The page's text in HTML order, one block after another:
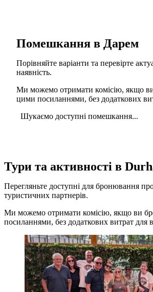
Помешкання в Дарем
Порівняйте варіанти та перевірте
наявність.
Ми можемо отримати комісію, якщо
цими посиланнями, без додаткових
Шукаємо доступні помешкання...
Тури та активності в
Перегляньте доступні для бронювання
туристичних партнерів.
Ми можемо отримати комісію, якщо ви
посиланнями, без додаткових витрат для